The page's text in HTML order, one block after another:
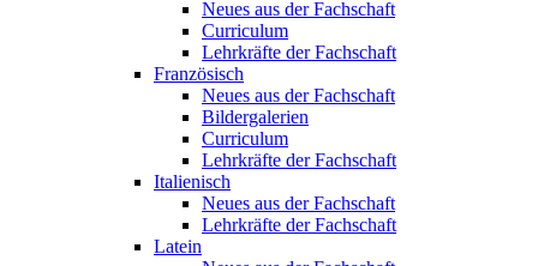
Neues aus der Fachschaft
Curriculum
Lehrkräfte der Fachschaft
Französisch
Neues aus der Fachschaft
Bildergalerien
Curriculum
Lehrkräfte der Fachschaft
Italienisch
Neues aus der Fachschaft
Lehrkräfte der Fachschaft
Latein